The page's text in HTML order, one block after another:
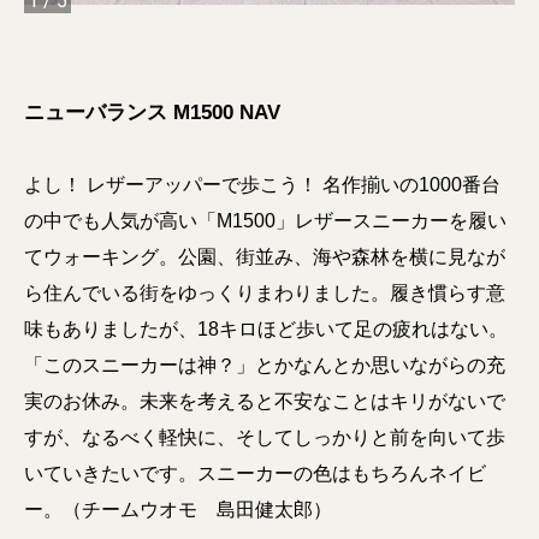
ニューバランス M1500 NAV
よし！ レザーアッパーで歩こう！ 名作揃いの1000番台
の中でも人気が高い「M1500」レザースニーカーを履い
てウォーキング。公園、街並み、海や森林を横に見なが
ら住んでいる街をゆっくりまわりました。履き慣らす意
味もありましたが、18キロほど歩いて足の疲れはない。
「このスニーカーは神？」とかなんとか思いながらの充
実のお休み。未来を考えると不安なことはキリがないで
すが、なるべく軽快に、そしてしっかりと前を向いて歩
いていきたいです。スニーカーの色はもちろんネイビ
ー。（チームウオモ 島田健太郎）